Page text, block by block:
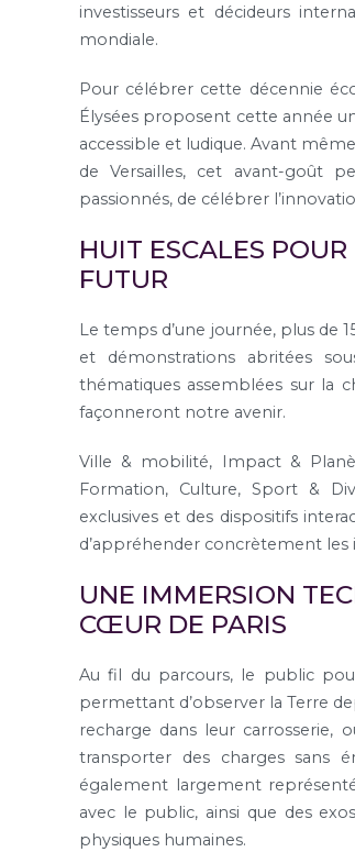
investisseurs et décideurs
mondiale.
Pour célébrer cette décennie
Élysées proposent cette année
accessible et ludique. Avant
de Versailles, cet avant-goût
passionnés, de célébrer
HUIT ESCALES
FUTUR
Le temps d’une journée, plus de
et démonstrations abritées
thématiques assemblées sur la
façonneront notre avenir.
Ville & mobilité, Impact &
Formation, Culture, Sport &
exclusives et des dispositifs
d’appréhender concrètement
UNE IMMERSION
CŒUR DE PARIS
Au fil du parcours, le public
permettant d’observer la Terre
recharge dans leur carrosserie,
transporter des charges sans
également largement
avec le public, ainsi que des
physiques humaines.